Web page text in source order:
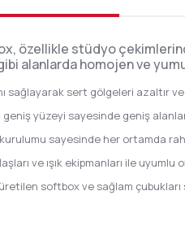
özellikle stüdyo
alanlarda homojen ve
sağlayarak sert gölgeleri azaltır
yüzeyi sayesinde geniş
sayesinde her ortamda
ve ışık ekipmanları ile uyumlu
softbox ve sağlam